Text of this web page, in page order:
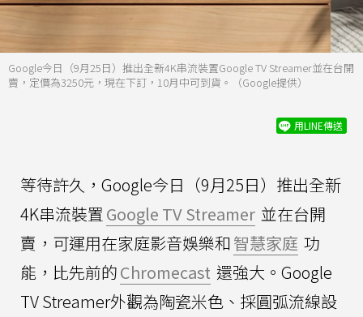
Google今日（9月25日）推出全新4K串流裝置Google TV Streamer並在台開
賣，定價為3250元，現在下訂，10月中可到貨。（Google提供）
用LINE傳送
等待許久，Google今日（9月25日）推出全新
4K串流裝置 Google TV Streamer 並在台開
賣，可運用在家庭影音娛樂和智慧家庭 功
能，比先前的Chromecast 還強大。Google
TV Streamer外觀為陶瓷米色、採圓弧流線設